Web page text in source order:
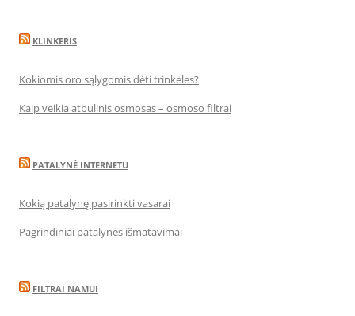
KLINKERIS
Kokiomis oro sąlygomis dėti trinkeles?
Kaip veikia atbulinis osmosas – osmoso filtrai
PATALYNĖ INTERNETU
Kokią patalynę pasirinkti vasarai
Pagrindiniai patalynės išmatavimai
FILTRAI NAMUI